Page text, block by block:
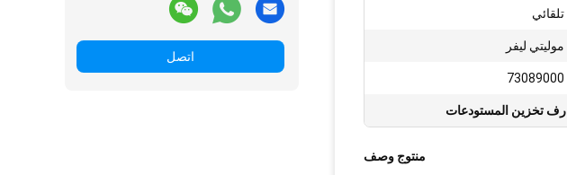
اتصل
تلقائي
موليتي ليفر
73089000
رف تخزين المستودعات
منتوج وصف